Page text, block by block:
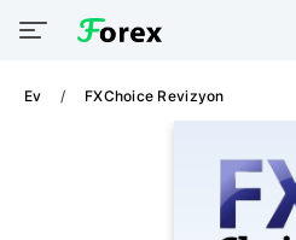
Ev FXChoice Revizyon